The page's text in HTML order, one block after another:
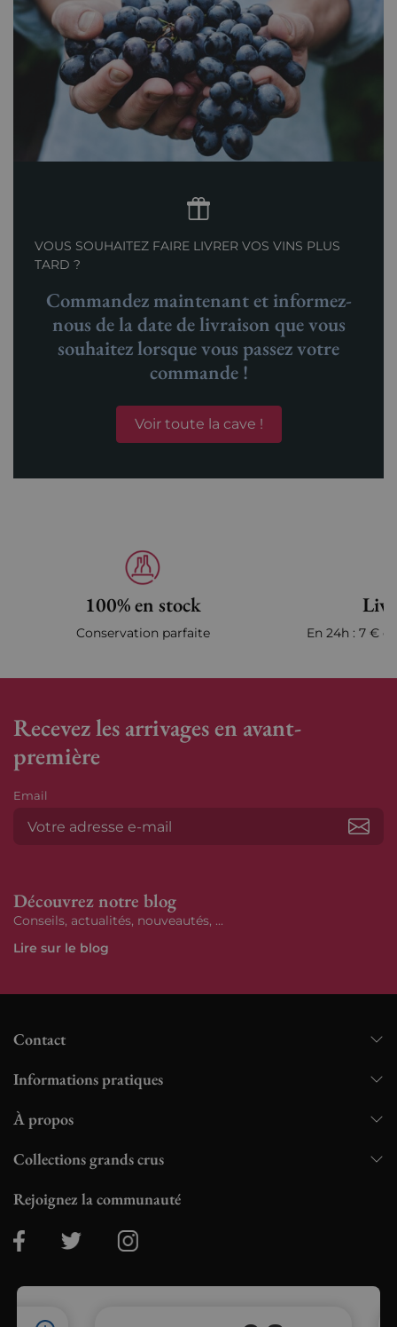
VOUS SOUHAITEZ FAIRE LIVRER VOS VINS PLUS
TARD ?
Commandez maintenant et informez-
nous de la date de livraison que vous
souhaitez lorsque vous passez votre
commande !
Voir toute la cave !
100% en stock
Conservation parfaite En 24h : 7 €
Recevez les arrivages en avant-
première
Email
Découvrez notre blog
Conseils, actualités, nouveautés, ...
Lire sur le blog
Contact
Informations pratiques
À propos
Collections grands crus
Rejoignez la communauté